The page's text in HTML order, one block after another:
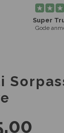
Super
Gode